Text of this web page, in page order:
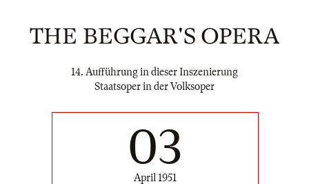
THE BEGGAR'S OPERA
14. Aufführung in dieser Inszenierung
Staatsoper in der Volksoper
03
April 1951